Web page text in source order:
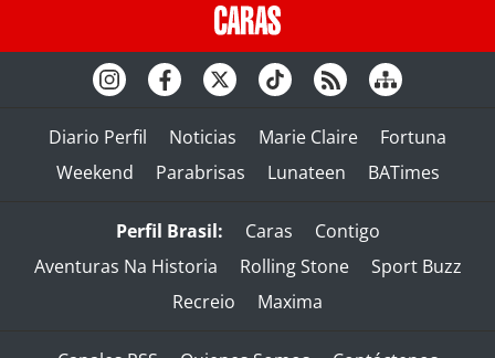
Diario Perfil Noticias Marie Claire
Fortuna
Weekend
Parabrisas Lunateen BATimes
Perfil Brasil: Caras
Contigo
Aventuras Na Historia
Rolling Stone
Sport Buzz
Recreio
Maxima